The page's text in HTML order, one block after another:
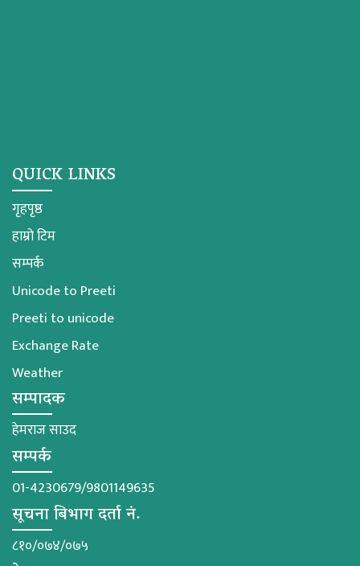
QUICK LINKS
गृहपृष्ठ
हाम्रो टिम
सम्पर्क
Unicode to Preeti
Preeti to unicode
Exchange Rate
Weather
सम्पादक
हेमराज साउद
सम्पर्क
01-4230679/9801149635
सूचना बिभाग दर्ता नं.
८१०/०७४/०७५